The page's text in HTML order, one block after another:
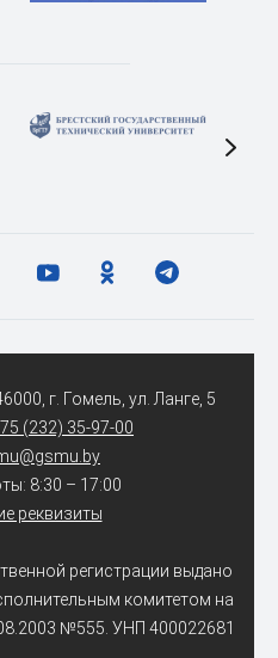
г. Гомель, ул. Ланге, 5
(232) 35-97-00
8:30 – 17:00
реквизиты
регистрации выдано
комитетом на
№555. УНП 400022681